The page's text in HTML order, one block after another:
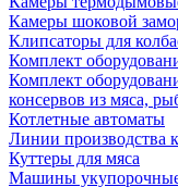
Камеры шоковой
Клипсаторы для
Комплект
Комплект
консервов из мяса,
Котлетные автоматы
Линии производства
Куттеры для мяса
Машины